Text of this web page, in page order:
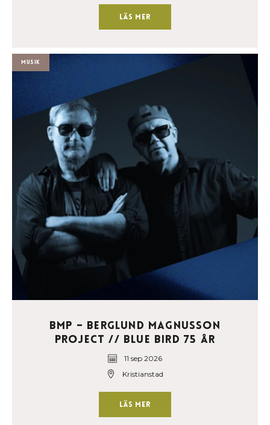
Läs mer
Musik
BMP – Berglund Magnusson
Project // Blue Bird 75 år
11 sep 2026
Kristianstad
Läs mer